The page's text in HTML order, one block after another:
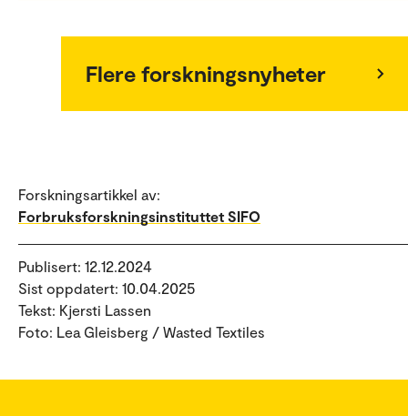
Flere forskningsnyheter
Forskningsartikkel av:
Forbruksforskningsinstituttet SIFO
Publisert: 12.12.2024
Sist oppdatert: 10.04.2025
Tekst: Kjersti Lassen
Foto: Lea Gleisberg / Wasted Textiles